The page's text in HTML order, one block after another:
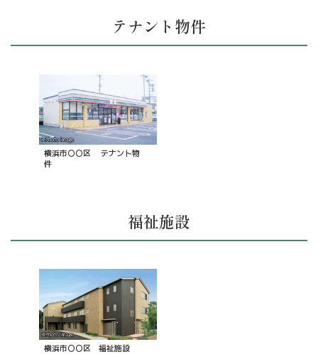
テナント物件
横浜市〇〇区 テナント物
件
福祉施設
横浜市〇〇区 福祉施設